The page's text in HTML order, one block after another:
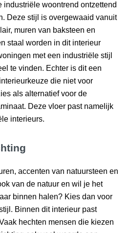
industriële woontrend ontzettend
Deze stijl is overgewaaid vanuit
muren van baksteen en
staal worden in dit interieur
met een industriële stijl
te vinden. Echter is dit een
die niet voor
als alternatief voor de
Deze vloer past namelijk
interieurs.
accenten van natuursteen en
van de natuur en wil je het
binnen halen? Kies dan voor
Binnen dit interieur past
hechten mensen die kiezen